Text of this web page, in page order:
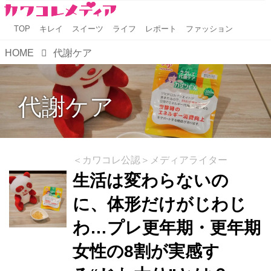
TOP キレイ スイーツ ライフ レポート ファッション
HOME 代謝ケア
代謝ケア
＜カワコレ公認＞メディアライター
生活は変わらないの
に、体形だけがじわじ
わ…プレ更年期・更年期
女性の8割が実感す